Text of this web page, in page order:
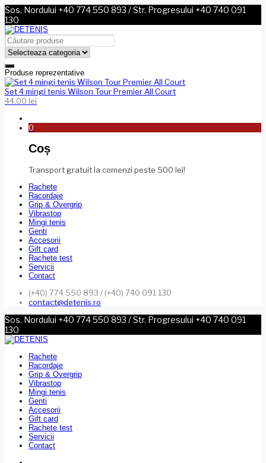
Sos. Nordului +40 774 550 893 / Str. Progresului +40 740 091
130
Produse reprezentative
Set 4 mingi tenis Wilson Tour Premier All Court
44.00 lei
0
Coș
Transport gratuit la comenzi peste 500 lei!
Rachete
Racordaje
Grip & Overgrip
Vibrastop
Mingi tenis
Genti
Accesorii
Gift card
Rachete test
Servicii
Contact
(+40) 774 550 893 / (+40) 740 091 130
contact@detenis.ro
Sos. Nordului +40 774 550 893 / Str. Progresului +40 740 091
130
Rachete
Racordaje
Grip & Overgrip
Vibrastop
Mingi tenis
Genti
Accesorii
Gift card
Rachete test
Servicii
Contact